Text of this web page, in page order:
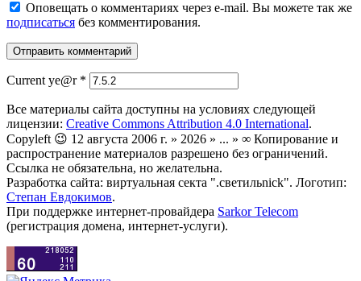
Оповещать о комментариях через e-mail. Вы можете так же
подписаться без комментирования.
Current ye@r *
Все материалы сайта доступны на условиях следующей
лицензии: Creative Commons Attribution 4.0 International.
Copyleft 😉 12 августа 2006 г. » 2026 » ... » ∞ Копирование и
распространение материалов разрешено без ограничений.
Ссылка не обязательна, но желательна.
Разработка сайта: виртуальная секта ".светильnick". Логотип:
Степан Евдокимов.
При поддержке интернет-провайдера Sarkor Telecom
(регистрация домена, интернет-услуги).